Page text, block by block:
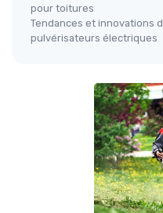
pour toitures
Tendances et innovations
pulvérisateurs électriques